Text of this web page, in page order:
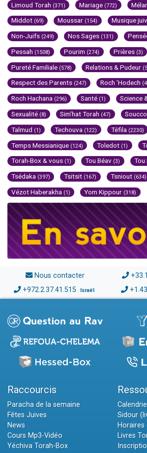
Limoud Torah (371) Mariage (772)
Middot (69) Moussar (154) Musique
Non-Juifs (249) Nos Sages (131)
Pessah (1508) Pourim (274) Prières (3)
Pureté Familiale (578) Relations & Pudeur
Respect des Parents (247) Roch 'Hodech
Roch Hachana (296) Santé (1) Science
Sexualité (8) Sim'hat Torah (47)
Talmud (1) Techouva (122) Téfila (2230)
Temps Messianique (124) Toledot (1)
Torah-Box & vous (1) Tou Béav (3) Tou
Tsédaka (397) Tsitsit (167) Tsniout (634)
Vézot Haberakha (1) Yom Kippour (318)
Nous contacter
+972.2.37.41.515 Israël
Raccourcis
Paracha de la semaine
Fêtes Juives
News
Cours Mp3-Vidéo
Yéchiva Torah-Box
Sidour
Horaires
Livres